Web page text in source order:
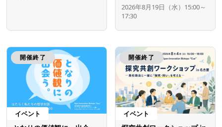
2026年8月19日（水）15:00～
17:30
開催終了
イベント
開催終了
イベント